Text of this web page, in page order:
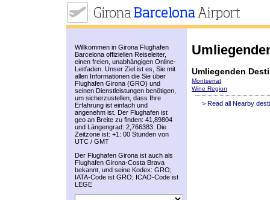
Willkommen in Girona Flughafen
Barcelona offiziellen Reiseleiter,
einen freien, unabhängigen Online-
Leitfaden. Unser Ziel ist es, Sie mit
allen Informationen die Sie über
Flughafen Girona (GRO) und
seinen Dienstleistungen benötigen,
um sicherzustellen, dass Ihre
Erfahrung ist einfach und
angenehm ist. Der Flughafen ist
geo an Breite zu finden: 41,89804
und Längengrad: 2,766383. Die
Zeitzone ist: +1: 00 Stunden von
UTC / GMT
Der Flughafen Girona ist auch als
Flughafen Girona-Costa Brava
bekannt, und seine Kodex: GRO;
IATA-Code ist GRO; ICAO-Code ist
LEGE
Umliegenden
Montserrat
Wine Region
> Read all Nearby